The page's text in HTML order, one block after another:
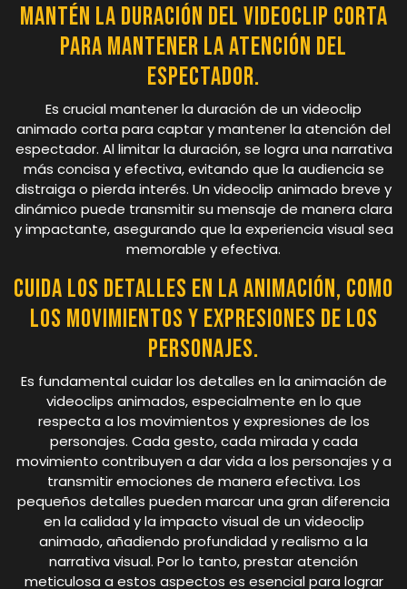
Mantén la duración del videoclip corta
para mantener la atención del
espectador.
Es crucial mantener la duración de un videoclip
animado corta para captar y mantener la atención del
espectador. Al limitar la duración, se logra una narrativa
más concisa y efectiva, evitando que la audiencia se
distraiga o pierda interés. Un videoclip animado breve y
dinámico puede transmitir su mensaje de manera clara
y impactante, asegurando que la experiencia visual sea
memorable y efectiva.
Cuida los detalles en la animación, como
los movimientos y expresiones de los
personajes.
Es fundamental cuidar los detalles en la animación de
videoclips animados, especialmente en lo que
respecta a los movimientos y expresiones de los
personajes. Cada gesto, cada mirada y cada
movimiento contribuyen a dar vida a los personajes y a
transmitir emociones de manera efectiva. Los
pequeños detalles pueden marcar una gran diferencia
en la calidad y la impacto visual de un videoclip
animado, añadiendo profundidad y realismo a la
narrativa visual. Por lo tanto, prestar atención
meticulosa a estos aspectos es esencial para lograr